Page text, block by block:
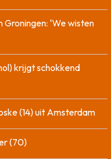
‘We wisten
krijgt schokkend
(14) uit Amsterdam
(70)